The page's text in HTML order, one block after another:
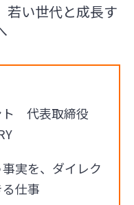
若い世代と成長す
ト 代表取締役
実を、ダイレク
仕事